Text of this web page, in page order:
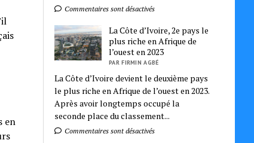
en
Commentaires sont désactivés
La Côte d’Ivoire, 2e pays le
plus riche en Afrique de
l’ouest en 2023
PAR FIRMIN AGBÉ
La Côte d’Ivoire devient le deuxième pays
le plus riche en Afrique de l’ouest en 2023.
Après avoir longtemps occupé la
seconde place du classement...
Commentaires sont désactivés